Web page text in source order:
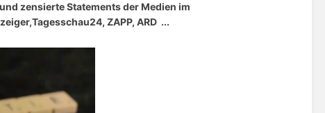
zensierte Statements der Medien im
ZAPP, ARD ...